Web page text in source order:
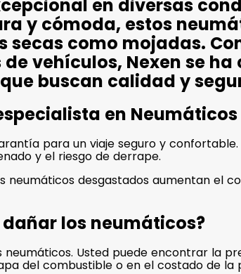
en diversas
y cómoda, estos
secas como mojadas.
vehículos, Nexen se
buscan calidad y
en
para un viaje seguro y
y el riesgo de derrape.
neumáticos desgastados aumentan el
los neumáticos?
Usted puede encontrar la
del combustible o en el costado de